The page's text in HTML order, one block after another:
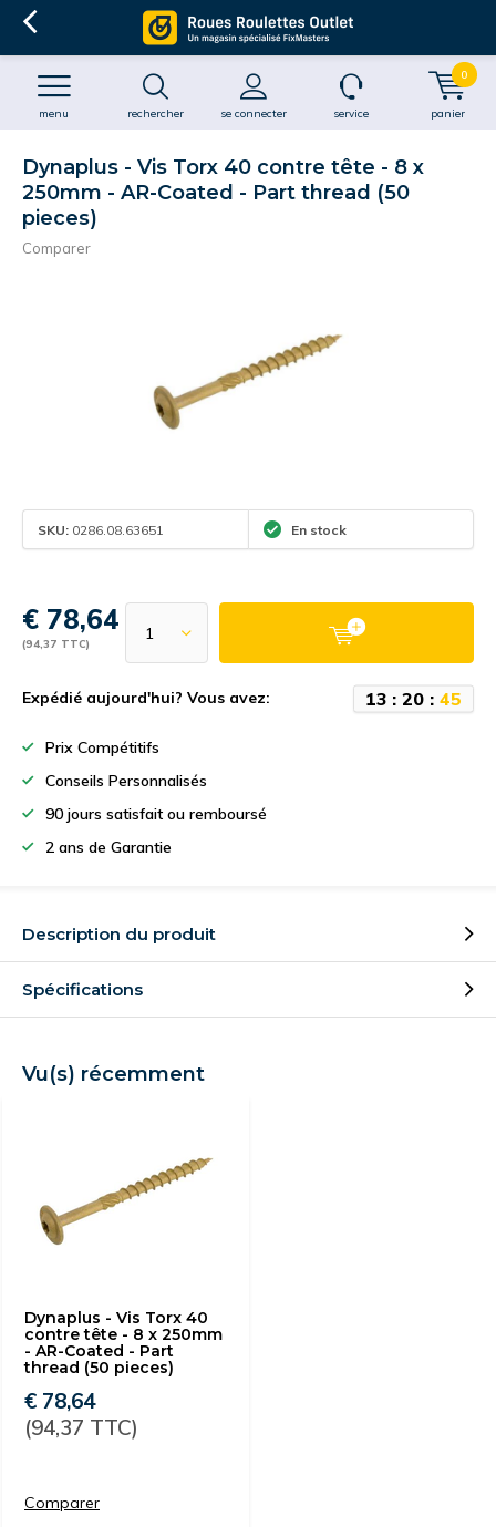
rechercher se connecter
menu service panier
0
Dynaplus - Vis Torx 40 contre tête - 8 x
250mm - AR-Coated - Part thread (50
pieces)
Comparer
SKU: 0286.08.63651 En stock
€ 78,64
(94,37 TTC)
Expédié aujourd'hui? Vous avez: 13 : 20 : 44
Prix Compétitifs
Conseils Personnalisés
90 jours satisfait ou remboursé
2 ans de Garantie
Description du produit
Spécifications
Vu(s) récemment
Dynaplus - Vis Torx 40
contre tête - 8 x 250mm
- AR-Coated - Part
thread (50 pieces)
€ 78,64
(94,37 TTC)
Comparer